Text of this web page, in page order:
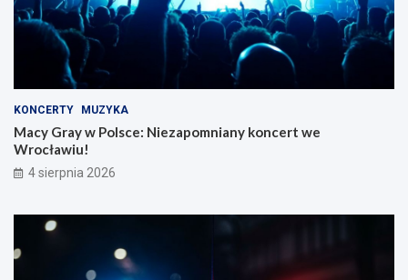
KONCERTY MUZYKA
Macy Gray w Polsce: Niezapomniany koncert we
Wrocławiu!
4 sierpnia 2026